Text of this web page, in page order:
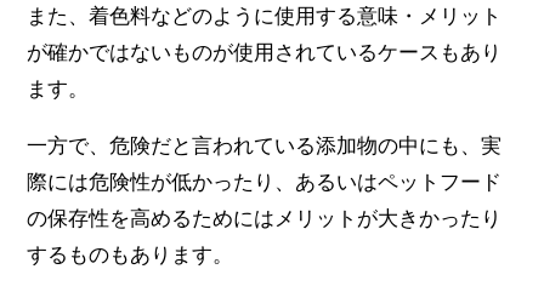
また、着色料などのように使用する意味・メリット
が確かではないものが使用されているケースもあり
ます。
一方で、危険だと言われている添加物の中にも、実
際には危険性が低かったり、あるいはペットフード
の保存性を高めるためにはメリットが大きかったり
するものもあります。